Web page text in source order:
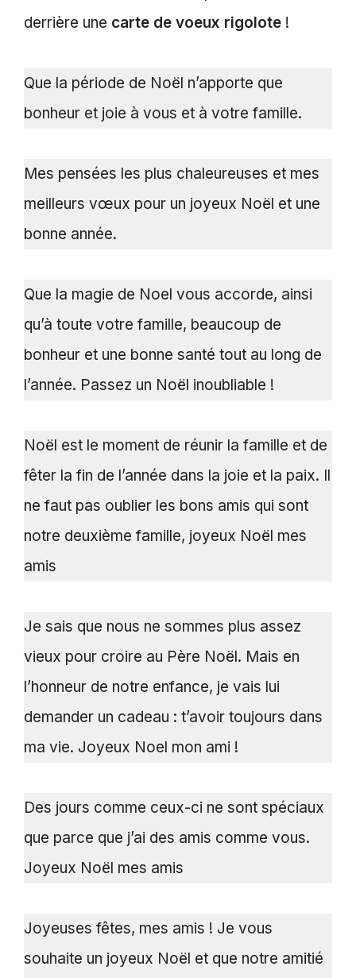
derrière une carte de voeux rigolote !
Que la période de Noël n’apporte que
bonheur et joie à vous et à votre famille.
Mes pensées les plus chaleureuses et mes
meilleurs vœux pour un joyeux Noël et une
bonne année.
Que la magie de Noel vous accorde, ainsi
qu’à toute votre famille, beaucoup de
bonheur et une bonne santé tout au long de
l’année. Passez un Noël inoubliable !
Noël est le moment de réunir la famille et de
fêter la fin de l’année dans la joie et la paix. Il
ne faut pas oublier les bons amis qui sont
notre deuxième famille, joyeux Noël mes
amis
Je sais que nous ne sommes plus assez
vieux pour croire au Père Noël. Mais en
l’honneur de notre enfance, je vais lui
demander un cadeau : t’avoir toujours dans
ma vie. Joyeux Noel mon ami !
Des jours comme ceux-ci ne sont spéciaux
que parce que j’ai des amis comme vous.
Joyeux Noël mes amis
Joyeuses fêtes, mes amis ! Je vous
souhaite un joyeux Noël et que notre amitié